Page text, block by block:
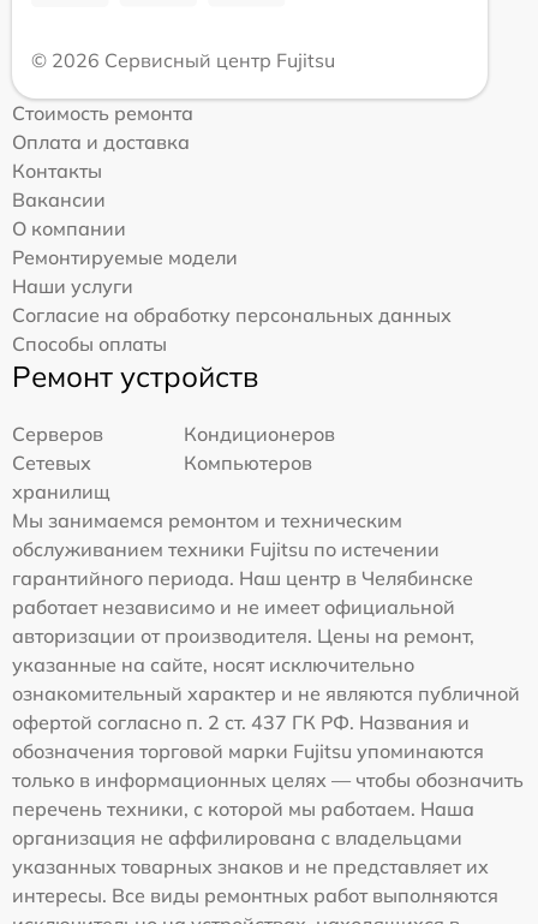
© 2026 Сервисный центр Fujitsu
Стоимость ремонта
Оплата и доставка
Контакты
Вакансии
О компании
Ремонтируемые модели
Наши услуги
Согласие на обработку персональных данных
Способы оплаты
Ремонт устройств
Серверов
Кондиционеров
Сетевых
хранилищ
Компьютеров
Мы занимаемся ремонтом и техническим
обслуживанием техники Fujitsu по истечении
гарантийного периода. Наш центр в Челябинске
работает независимо и не имеет официальной
авторизации от производителя. Цены на ремонт,
указанные на сайте, носят исключительно
ознакомительный характер и не являются публичной
офертой согласно п. 2 ст. 437 ГК РФ. Названия и
обозначения торговой марки Fujitsu упоминаются
только в информационных целях — чтобы обозначить
перечень техники, с которой мы работаем. Наша
организация не аффилирована с владельцами
указанных товарных знаков и не представляет их
интересы. Все виды ремонтных работ выполняются